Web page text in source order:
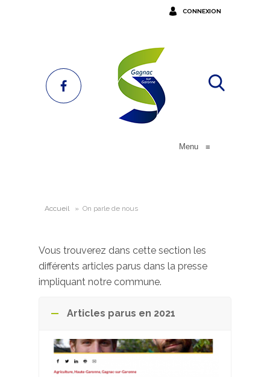
CONNEXION
Menu ≡
Accueil » On parle de nous
Vous trouverez dans cette section les
différents articles parus dans la presse
impliquant notre commune.
Articles parus en 2021